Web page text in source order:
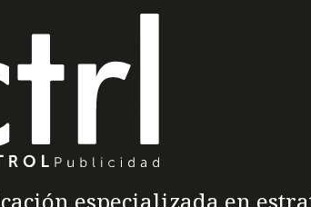
especializada en